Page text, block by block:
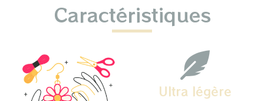
Caractéristiques
Ultra légère